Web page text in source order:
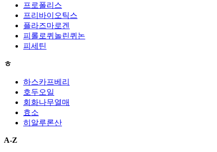
프로폴리스
프리바이오틱스
플라즈마로겐
피롤로퀴놀린퀴논
피세틴
ㅎ
하스카프베리
호두오일
회화나무열매
효소
히알루론산
A-Z